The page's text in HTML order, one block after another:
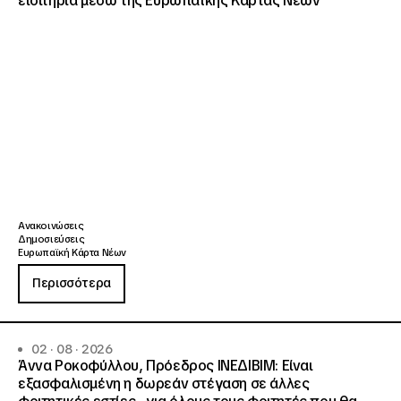
Ανακοινώσεις
Δημοσιεύσεις
Ευρωπαϊκή Κάρτα Νέων
Περισσότερα
02 · 08 · 2026
Άννα Ροκοφύλλου, Πρόεδρος ΙΝΕΔΙΒΙΜ: Είναι
εξασφαλισμένη η δωρεάν στέγαση σε άλλες